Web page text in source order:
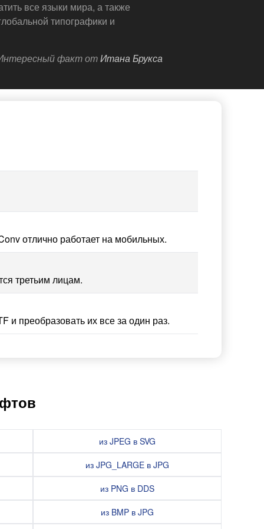
все языки мира, а также
типографики и
факт отИтана Брукса
отлично работает на мобильных.
третьим лицам.
и преобразовать их все за один раз.
из JPEG в SVG
из JPG_LARGE в JPG
из PNG в DDS
из BMP в JPG